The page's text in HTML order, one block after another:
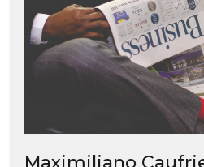
Maximiliano